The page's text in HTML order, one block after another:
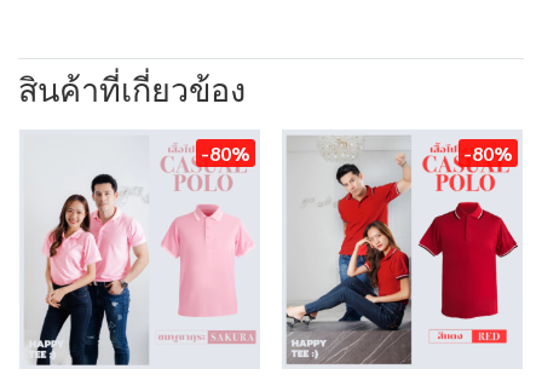
สินค้าที่เกี่ยวข้อง
-80% -80%